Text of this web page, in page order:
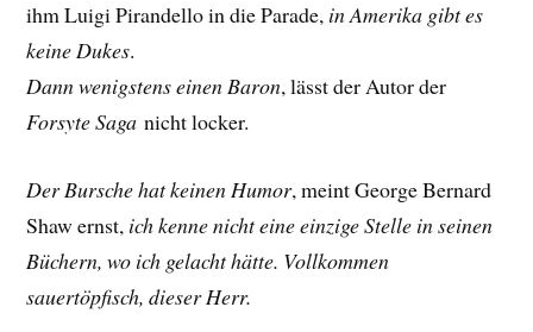
ihm Luigi Pirandello in die Parade, in Amerika gibt es
keine Dukes.
Dann wenigstens einen Baron, lässt der Autor der
Forsyte Saga nicht locker.
Der Bursche hat keinen Humor, meint George Bernard
Shaw ernst, ich kenne nicht eine einzige Stelle in seinen
Büchern, wo ich gelacht hätte. Vollkommen
sauertöpfisch, dieser Herr.